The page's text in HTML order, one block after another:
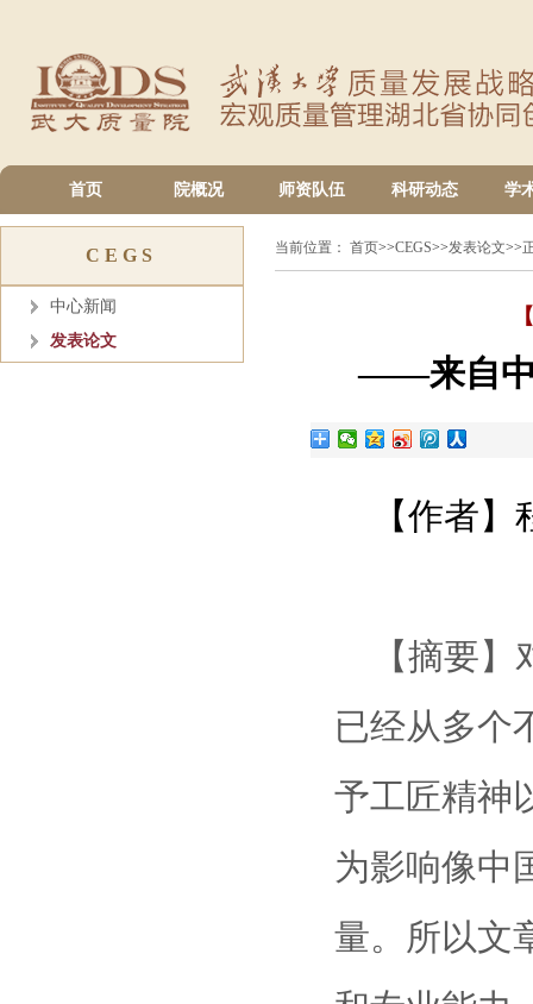
首页 院概况 师资队伍 科研动态 学
CEGS
中心新闻
发表论文
当前位置： 首页>>CEGS>>发表论文>>
——来自中
【作者】
【摘要】
已经从多个
予工匠精神
为影响像中
量。所以文